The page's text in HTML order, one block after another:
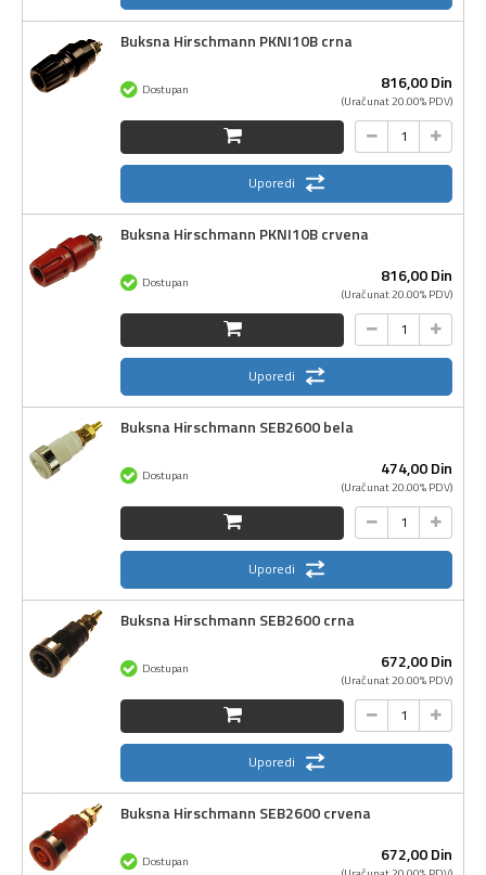
Buksna Hirschmann PKNI10B crna
816,00Din
(Uračunat 20.00% PDV)
Dostupan
Uporedi
Buksna Hirschmann PKNI10B crvena
816,00Din
(Uračunat 20.00% PDV)
Dostupan
Uporedi
Buksna Hirschmann SEB2600 bela
474,00Din
(Uračunat 20.00% PDV)
Dostupan
Uporedi
Buksna Hirschmann SEB2600 crna
672,00Din
(Uračunat 20.00% PDV)
Dostupan
Uporedi
Buksna Hirschmann SEB2600 crvena
672,00Din
Dostupan